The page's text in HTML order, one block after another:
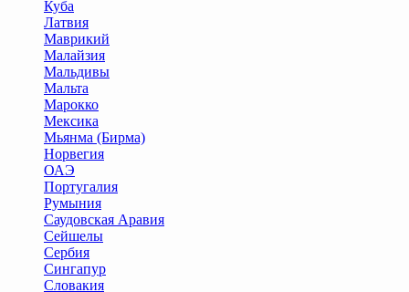
Куба
Латвия
Маврикий
Малайзия
Мальдивы
Мальта
Марокко
Мексика
Мьянма (Бирма)
Норвегия
ОАЭ
Португалия
Румыния
Саудовская Аравия
Сейшелы
Сербия
Сингапур
Словакия